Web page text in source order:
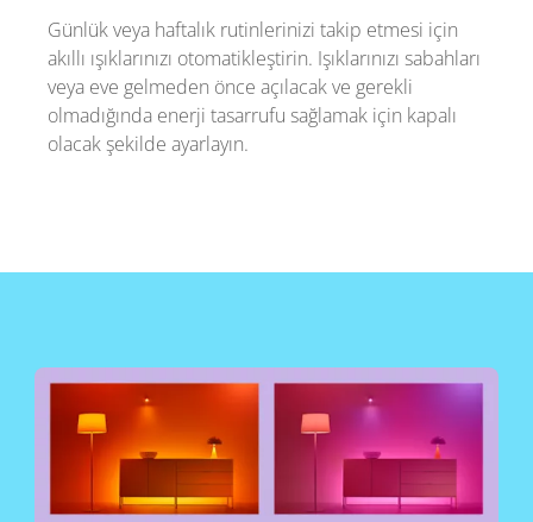
Günlük veya haftalık rutinlerinizi takip etmesi için
akıllı ışıklarınızı otomatikleştirin. Işıklarınızı sabahları
veya eve gelmeden önce açılacak ve gerekli
olmadığında enerji tasarrufu sağlamak için kapalı
olacak şekilde ayarlayın.